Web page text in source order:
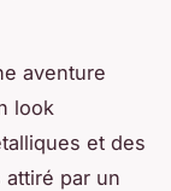
aventure
look
et des
par un